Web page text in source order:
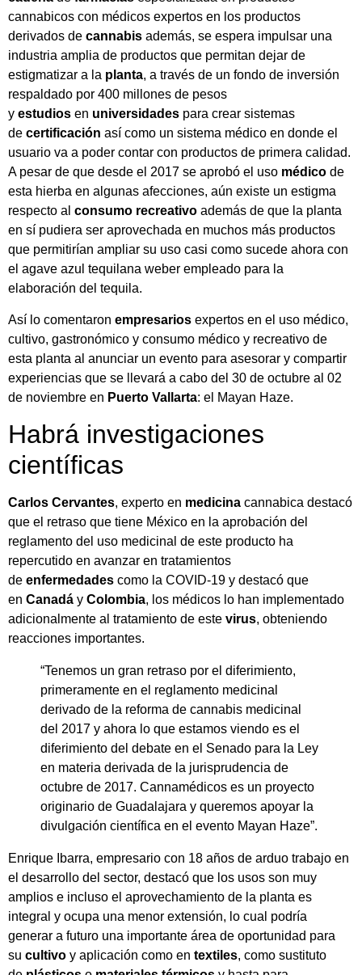
cannabicos con médicos expertos en los productos
derivados de cannabis además, se espera impulsar una
industria amplia de productos que permitan dejar de
estigmatizar a la planta, a través de un fondo de inversión
respaldado por 400 millones de pesos
y estudios en universidades para crear sistemas
de certificación así como un sistema médico en donde el
usuario va a poder contar con productos de primera calidad.
A pesar de que desde el 2017 se aprobó el uso médico de
esta hierba en algunas afecciones, aún existe un estigma
respecto al consumo recreativo además de que la planta
en sí pudiera ser aprovechada en muchos más productos
que permitirían ampliar su uso casi como sucede ahora con
el agave azul tequilana weber empleado para la
elaboración del tequila.
Así lo comentaron empresarios expertos en el uso médico,
cultivo, gastronómico y consumo médico y recreativo de
esta planta al anunciar un evento para asesorar y compartir
experiencias que se llevará a cabo del 30 de octubre al 02
de noviembre en Puerto Vallarta: el Mayan Haze.
Habrá investigaciones
científicas
Carlos Cervantes, experto en medicina cannabica destacó
que el retraso que tiene México en la aprobación del
reglamento del uso medicinal de este producto ha
repercutido en avanzar en tratamientos
de enfermedades como la COVID-19 y destacó que
en Canadá y Colombia, los médicos lo han implementado
adicionalmente al tratamiento de este virus, obteniendo
reacciones importantes.
“Tenemos un gran retraso por el diferimiento,
primeramente en el reglamento medicinal
derivado de la reforma de cannabis medicinal
del 2017 y ahora lo que estamos viendo es el
diferimiento del debate en el Senado para la Ley
en materia derivada de la jurisprudencia de
octubre de 2017. Cannamédicos es un proyecto
originario de Guadalajara y queremos apoyar la
divulgación científica en el evento Mayan Haze”.
Enrique Ibarra, empresario con 18 años de arduo trabajo en
el desarrollo del sector, destacó que los usos son muy
amplios e incluso el aprovechamiento de la planta es
integral y ocupa una menor extensión, lo cual podría
generar a futuro una importante área de oportunidad para
su cultivo y aplicación como en textiles, como sustituto